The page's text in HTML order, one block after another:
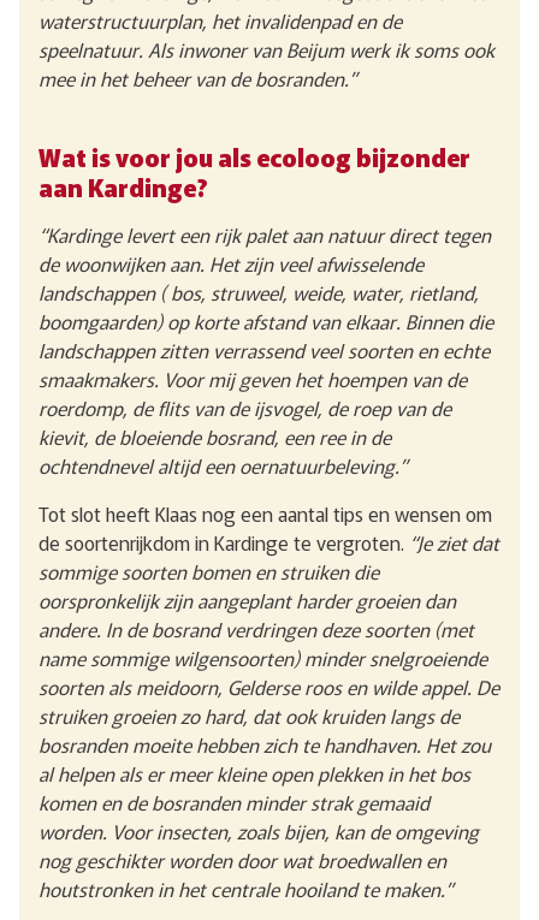
waterstructuurplan, het invalidenpad en de
speelnatuur. Als inwoner van Beijum werk ik soms ook
mee in het beheer van de bosranden.”
Wat is voor jou als ecoloog bijzonder
aan Kardinge?
“Kardinge levert een rijk palet aan natuur direct tegen
de woonwijken aan. Het zijn veel afwisselende
landschappen ( bos, struweel, weide, water, rietland,
boomgaarden) op korte afstand van elkaar. Binnen die
landschappen zitten verrassend veel soorten en echte
smaakmakers. Voor mij geven het hoempen van de
roerdomp, de flits van de ijsvogel, de roep van de
kievit, de bloeiende bosrand, een ree in de
ochtendnevel altijd een oernatuurbeleving.”
Tot slot heeft Klaas nog een aantal tips en wensen om
de soortenrijkdom in Kardinge te vergroten. “Je ziet dat
sommige soorten bomen en struiken die
oorspronkelijk zijn aangeplant harder groeien dan
andere. In de bosrand verdringen deze soorten (met
name sommige wilgensoorten) minder snelgroeiende
soorten als meidoorn, Gelderse roos en wilde appel. De
struiken groeien zo hard, dat ook kruiden langs de
bosranden moeite hebben zich te handhaven. Het zou
al helpen als er meer kleine open plekken in het bos
komen en de bosranden minder strak gemaaid
worden. Voor insecten, zoals bijen, kan de omgeving
nog geschikter worden door wat broedwallen en
houtstronken in het centrale hooiland te maken.”